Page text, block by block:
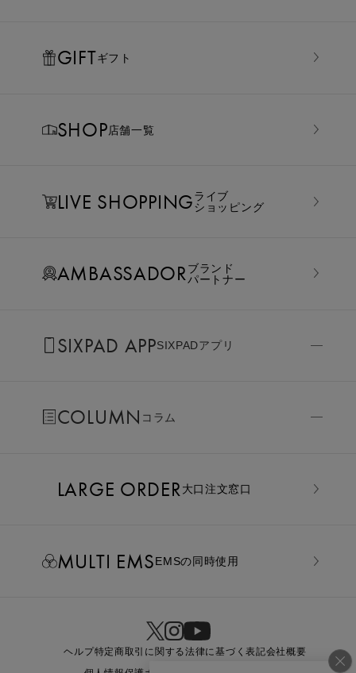
GIFTギフト
SHOP店舗一覧
LIVE SHOPPINGライブ
ショッピング
AMBASSADORブランド
パートナー
SIXPAD APPSIXPADアプリ
COLUMN コラム
LARGE ORDER⼤⼝注⽂窓⼝
MULTI EMSEMSの同時使用
ヘルプ特定商取引に関する法律に基づく表記会社概要